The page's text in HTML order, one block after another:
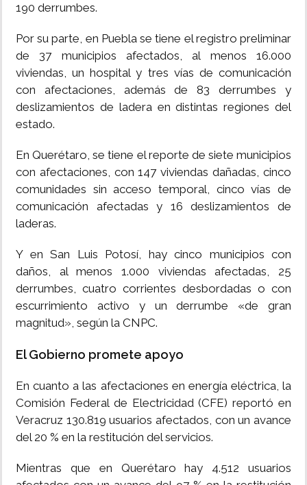
190 derrumbes.
Por su parte, en Puebla se tiene el registro preliminar
de 37 municipios afectados, al menos 16.000
viviendas, un hospital y tres vías de comunicación
con afectaciones, además de 83 derrumbes y
deslizamientos de ladera en distintas regiones del
estado.
En Querétaro, se tiene el reporte de siete municipios
con afectaciones, con 147 viviendas dañadas, cinco
comunidades sin acceso temporal, cinco vías de
comunicación afectadas y 16 deslizamientos de
laderas.
Y en San Luis Potosí, hay cinco municipios con
daños, al menos 1.000 viviendas afectadas, 25
derrumbes, cuatro corrientes desbordadas o con
escurrimiento activo y un derrumbe «de gran
magnitud», según la CNPC.
El Gobierno promete apoyo
En cuanto a las afectaciones en energía eléctrica, la
Comisión Federal de Electricidad (CFE) reportó en
Veracruz 130.819 usuarios afectados, con un avance
del 20 % en la restitución del servicios.
Mientras que en Querétaro hay 4.512 usuarios